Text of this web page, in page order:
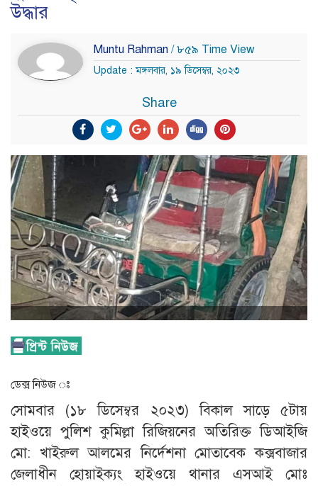
উদ্ধার
Muntu Rahman / ৮৫৯ Time View
Update : মঙ্গলবার, ১৯ ডিসেম্বর, ২০২৩
Share
ডেক্স নিউজ ঃ
সোমবার (১৮ ডিসেম্বর ২০২৩) বিকাল সাড়ে ৫টায়
হাইওয়ে পুলিশ কুমিল্লা রিজিয়নের অতিরিক্ত ডিআইজি
মো: খাইরুল আলমের নির্দেশনা মোতাবেক কক্সবাজার
জেলাধীন হোয়াইক্যং হাইওয়ে থানার এসআই মোঃ